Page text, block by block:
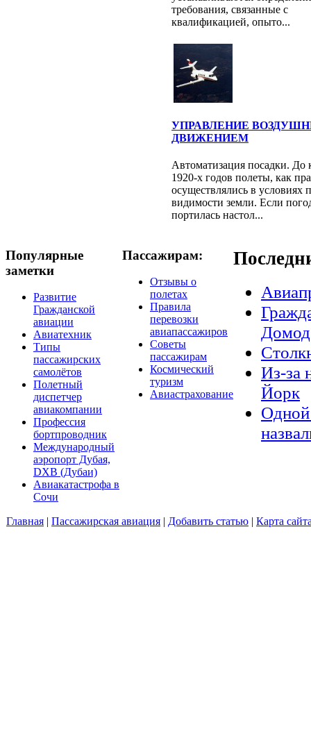
требования, связанные с
квалификацией, опыто...
УПРАВЛЕНИЕ
ДВИЖЕНИЕМ
Автоматизация посадки. До
1920-х годов полеты, как
осуществлялись в условиях
видимости земли. Если
портилась настол...
Популярные
заметки
Развитие
Гражданской
авиации
Авиатехник
Типы
пассажирских
самолётов
Полетный
диспетчер
авиакомпании
Профессия
бортпроводник
Международный
аэропорт Дубая,
DXB (Дубаи)
Авиакатастрофа в
Сочи
Пассажирам:
Отзывы о
полетах
Правила
перевозки
авиапассажиров
Советы
пассажирам
Космический
туризм
Авиастрахование
Из-за
Йорк
Одной
Главная | Пассажирская авиация | Добавить статью | Карта